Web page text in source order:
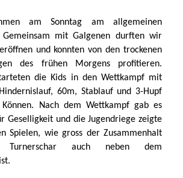
am Sonntag am allgemeinen
mit Galgenen durften wir
und konnten von den trockenen
des frühen Morgens profitieren.
die Kids in den Wettkampf mit
60m, Stablauf und 3-Hupf
Nach dem Wettkampf gab es
Geselligkeit und die Jugendriege zeigte
Spielen, wie gross der Zusammenhalt
Turnerschar auch neben dem